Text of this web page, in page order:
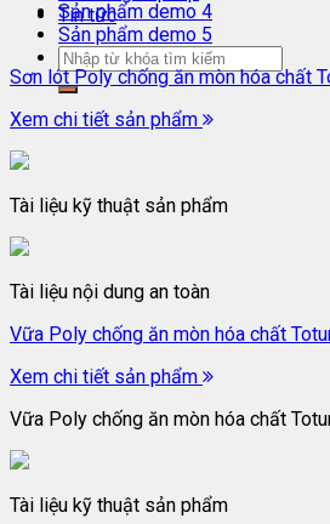
Tin tức
Sản phẩm demo 4
Sản phẩm demo 5
Sơn lót Poly chống ăn mòn hóa chất
Xem chi tiết sản phẩm
Tài liệu kỹ thuật sản phẩm
Tài liệu nội dung an toàn
Vữa Poly chống ăn mòn hóa chất
Xem chi tiết sản phẩm
Vữa Poly chống ăn mòn hóa chất
Tài liệu kỹ thuật sản phẩm